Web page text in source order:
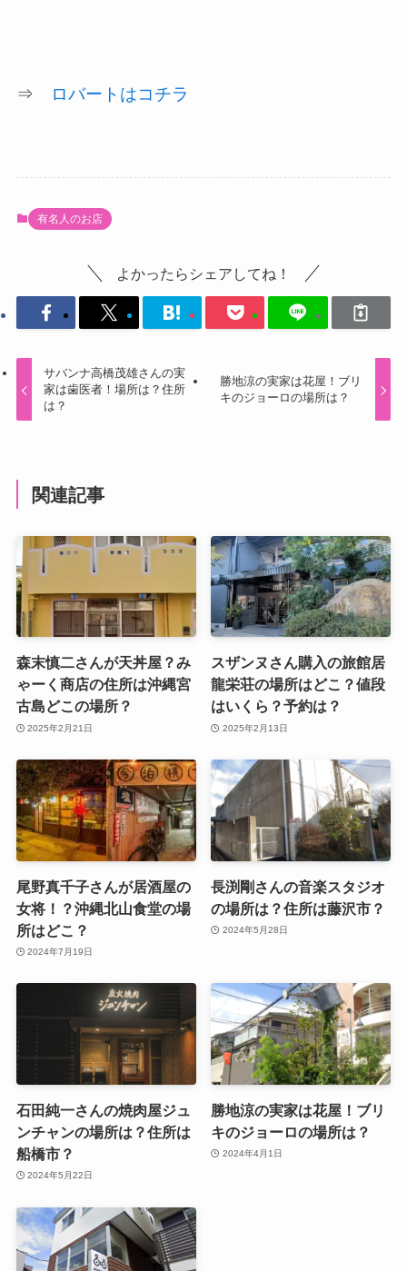
⇒ ロバートはコチラ
有名人のお店
よかったらシェアしてね！
サバンナ高橋茂雄さんの実
家は歯医者！場所は？住所
は？
勝地涼の実家は花屋！ブリ
キのジョーロの場所は？
関連記事
森末慎二さんが天丼屋？み
ゃーく商店の住所は沖縄宮
古島どこの場所？
2025年2月21日
スザンヌさん購入の旅館居
龍栄荘の場所はどこ？値段
はいくら？予約は？
2025年2月13日
尾野真千子さんが居酒屋の
女将！？沖縄北山食堂の場
所はどこ？
2024年7月19日
長渕剛さんの音楽スタジオ
の場所は？住所は藤沢市？
2024年5月28日
石田純一さんの焼肉屋ジュ
ンチャンの場所は？住所は
船橋市？
2024年5月22日
勝地涼の実家は花屋！ブリ
キのジョーロの場所は？
2024年4月1日